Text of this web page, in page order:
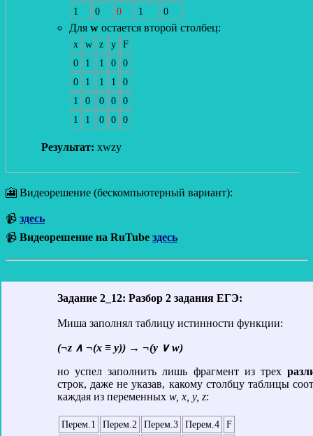
1
0 0 1 0
Для w остается второй столбец:
x w z y
F
0
1 1 0
0
0
1 1 1
0
1
0 0 0
0
1
1 0 0 0
Результат: xwzy
🎦 Видеорешение (бескомпьютерный вариант):
📹 здесь
📹 Видеорешение на RuTube здесь
Задание 2_12: Разбор 2 задания ЕГЭ:
Миша заполнял таблицу истинности функции:
(¬z ∧ ¬(x ≡ y)) → ¬(y ∨ w)
но успел заполнить лишь фрагмент из трех
строк, даже не указав, какому столбцу таблицы
каждая из переменных w, x, y, z:
Перем.1 Перем.2 Перем.3 Перем.4
F